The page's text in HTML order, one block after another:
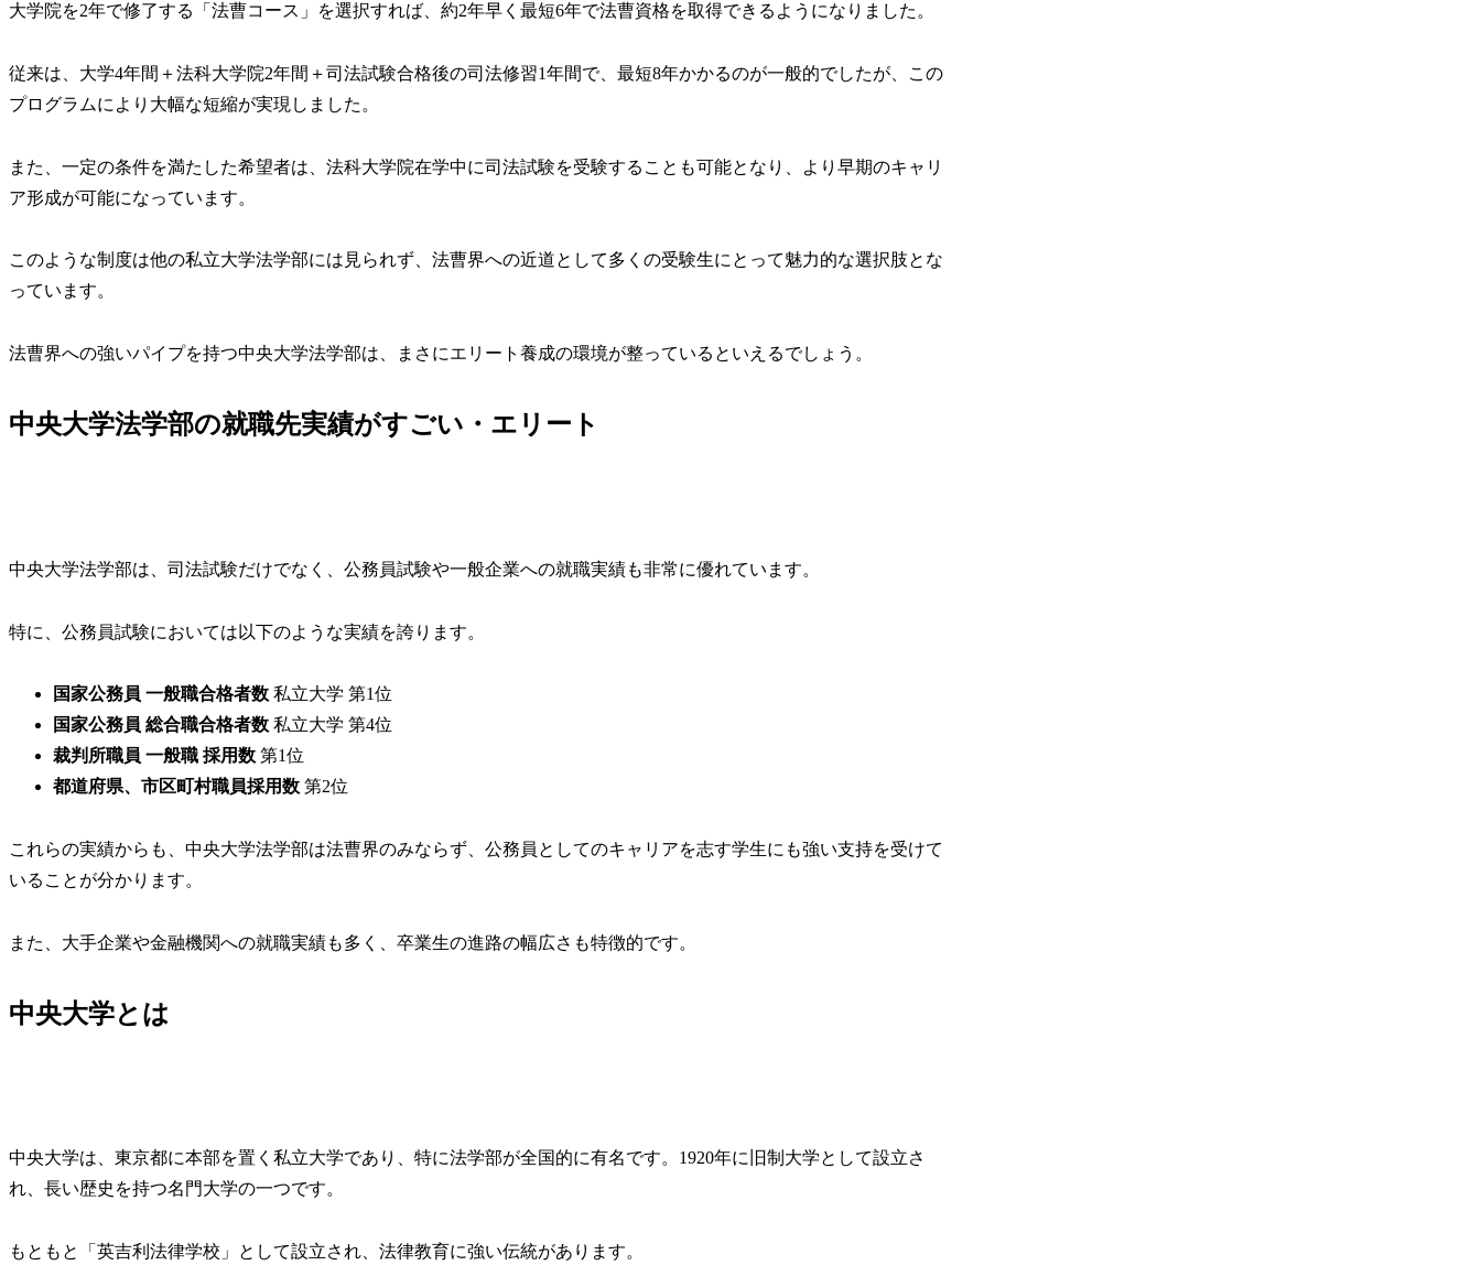
大学院を2年で修了する「法曹コース」を選択すれば、約2年早く最短6年で法曹資格を取得できるようになりました。
従来は、大学4年間＋法科大学院2年間＋司法試験合格後の司法修習1年間で、最短8年かかるのが一般的でしたが、この
プログラムにより大幅な短縮が実現しました。
また、一定の条件を満たした希望者は、法科大学院在学中に司法試験を受験することも可能となり、より早期のキャリ
ア形成が可能になっています。
このような制度は他の私立大学法学部には見られず、法曹界への近道として多くの受験生にとって魅力的な選択肢とな
っています。
法曹界への強いパイプを持つ中央大学法学部は、まさにエリート養成の環境が整っているといえるでしょう。
中央大学法学部の就職先実績がすごい・エリート
中央大学法学部は、司法試験だけでなく、公務員試験や一般企業への就職実績も非常に優れています。
特に、公務員試験においては以下のような実績を誇ります。
国家公務員 一般職合格者数 私立大学 第1位
国家公務員 総合職合格者数 私立大学 第4位
裁判所職員 一般職 採用数 第1位
都道府県、市区町村職員採用数 第2位
これらの実績からも、中央大学法学部は法曹界のみならず、公務員としてのキャリアを志す学生にも強い支持を受けて
いることが分かります。
また、大手企業や金融機関への就職実績も多く、卒業生の進路の幅広さも特徴的です。
中央大学とは
中央大学は、東京都に本部を置く私立大学であり、特に法学部が全国的に有名です。1920年に旧制大学として設立さ
れ、長い歴史を持つ名門大学の一つです。
もともと「英吉利法律学校」として設立され、法律教育に強い伝統があります。